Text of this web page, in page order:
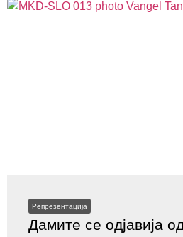
Репрезентација
Дамите се одјавија